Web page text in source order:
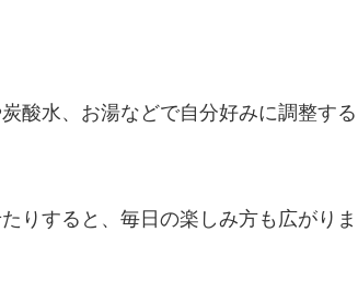
酸水、お湯などで自分好みに調整する
りすると、毎日の楽しみ方も広がりま